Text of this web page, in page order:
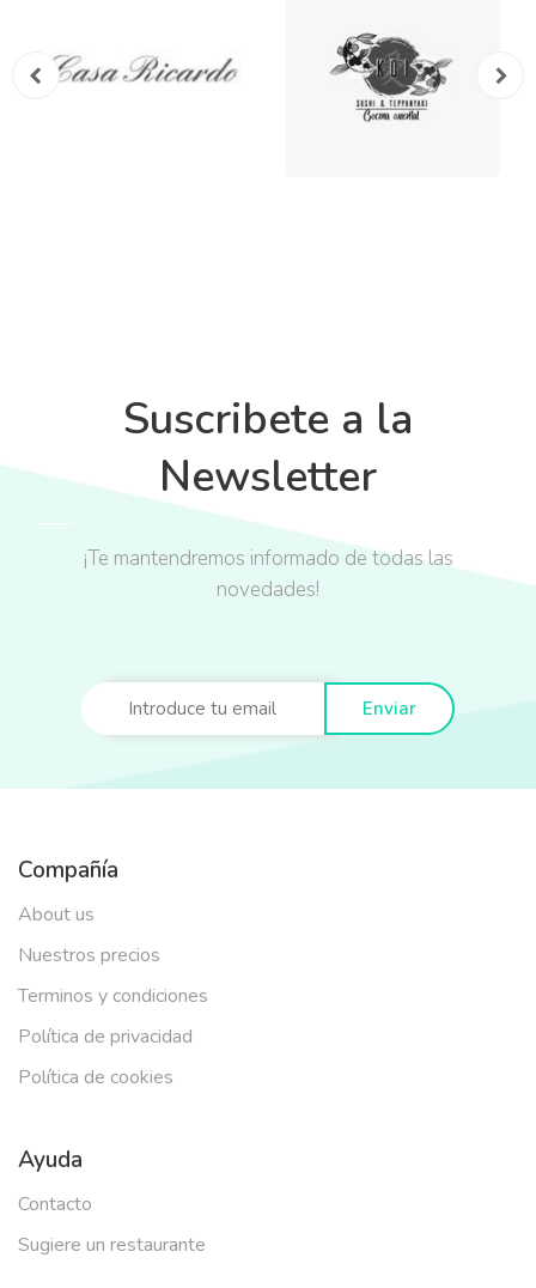
Suscribete a la
Newsletter
¡Te mantendremos informado de todas las
novedades!
Enviar
Compañía
About us
Nuestros precios
Terminos y condiciones
Política de privacidad
Política de cookies
Ayuda
Contacto
Sugiere un restaurante